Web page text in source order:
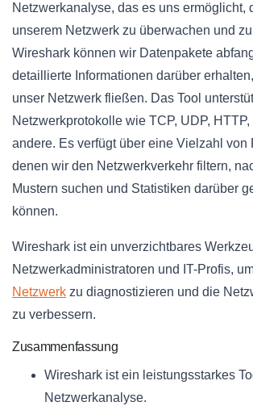
Netzwerkanalyse, das es uns ermöglicht,
unserem Netzwerk zu überwachen und
Wireshark können wir Datenpakete
detaillierte Informationen darüber
unser Netzwerk fließen. Das Tool
Netzwerkprotokolle wie TCP, UDP,
andere. Es verfügt über eine Vielzahl von
denen wir den Netzwerkverkehr filtern,
Mustern suchen und Statistiken darüber
können.
Wireshark ist ein unverzichtbares
Netzwerkadministratoren und IT-Profis,
Netzwerk zu diagnostizieren und die
zu verbessern.
Zusammenfassung
Wireshark ist ein leistungsstarkes
Netzwerkanalyse.